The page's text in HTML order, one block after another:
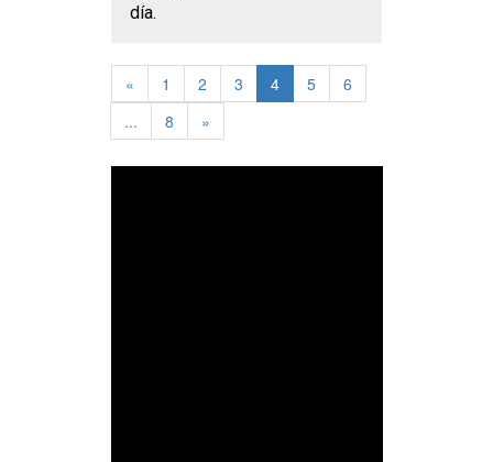
día.
« 1 2 3 4 5
6
...
8 »